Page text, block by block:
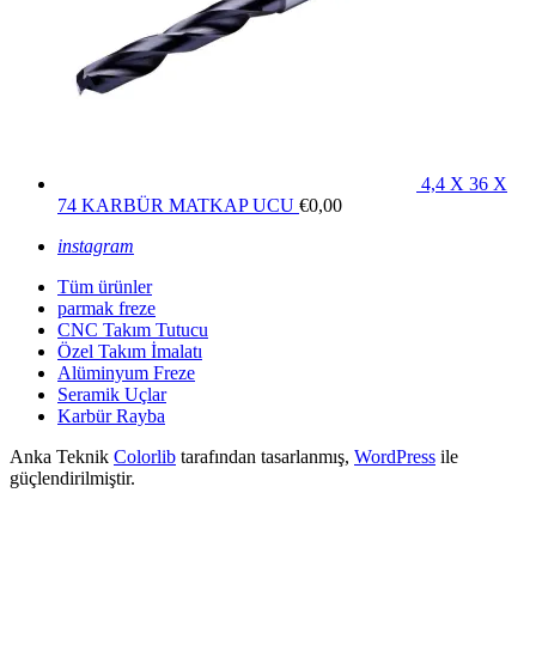
4,4 X 36 X
74 KARBÜR MATKAP UCU €0,00
instagram
Tüm ürünler
parmak freze
CNC Takım Tutucu
Özel Takım İmalatı
Alüminyum Freze
Seramik Uçlar
Karbür Rayba
Anka Teknik Colorlib tarafından tasarlanmış, WordPress ile
güçlendirilmiştir.